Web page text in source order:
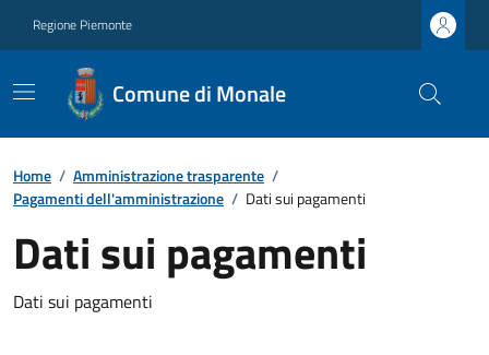
Regione Piemonte
Comune di Monale
Home / Amministrazione trasparente /
Pagamenti dell'amministrazione / Dati sui pagamenti
Dati sui pagamenti
Dati sui pagamenti